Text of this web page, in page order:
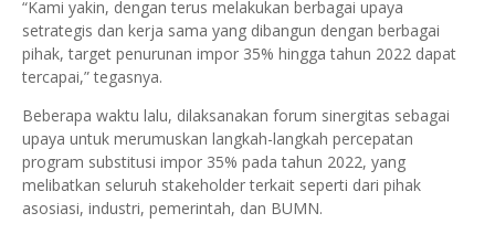
“Kami yakin, dengan terus melakukan berbagai upaya
setrategis dan kerja sama yang dibangun dengan berbagai
pihak, target penurunan impor 35% hingga tahun 2022 dapat
tercapai,” tegasnya.
Beberapa waktu lalu, dilaksanakan forum sinergitas sebagai
upaya untuk merumuskan langkah-langkah percepatan
program substitusi impor 35% pada tahun 2022, yang
melibatkan seluruh stakeholder terkait seperti dari pihak
asosiasi, industri, pemerintah, dan BUMN.